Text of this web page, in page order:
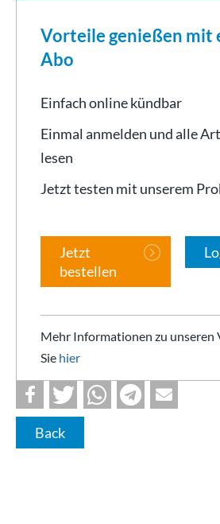
Vorteile genießen mit
Abo
Einfach online kündbar
Einmal anmelden und alle
lesen
Jetzt testen mit unserem
Jetzt
bestellen
Mehr Informationen zu unseren
Sie hier
Back